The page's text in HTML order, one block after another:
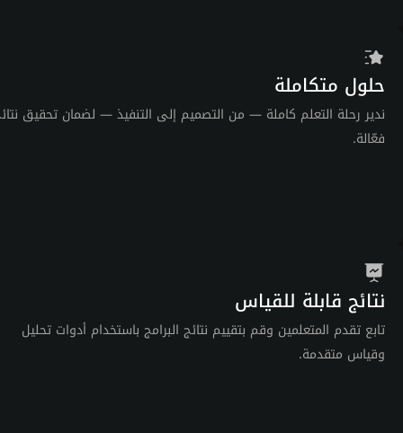
حلول متكاملة
ندير رحلة التعلم كاملة — من التصميم إلى التنفيذ — لضمان تحقيق
فعّالة.
نتائج قابلة للقياس
تابع تقدم المتعلمين وقم بتقييم نتائج البرامج باستخدام أدوات تحليل
وقياس متقدمة.